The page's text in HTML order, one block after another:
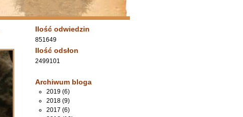
Ilość odwiedzin
851649
Ilość odsłon
2499101
Archiwum bloga
2019 (6)
2018 (9)
2017 (6)